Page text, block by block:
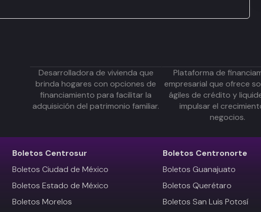
Desarrolladora de vivienda que
brinda hogares con opciones de
financiamiento para facilitar la
adquisición del patrimonio familiar.
Plataforma de
empresarial que ofrece
ágiles de crédito y
impulsar el
negocios.
Boletos Centrosur
Boletos Ciudad de México
Boletos Estado de México
Boletos Morelos
Boletos Centronorte
Boletos Guanajuato
Boletos Querétaro
Boletos San Luis Potosí